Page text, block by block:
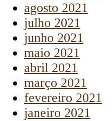
agosto 2021
julho 2021
junho 2021
maio 2021
abril 2021
março 2021
fevereiro 2021
janeiro 2021